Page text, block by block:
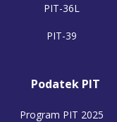
PIT-36L
PIT-39
Podatek PIT
Program PIT 2025